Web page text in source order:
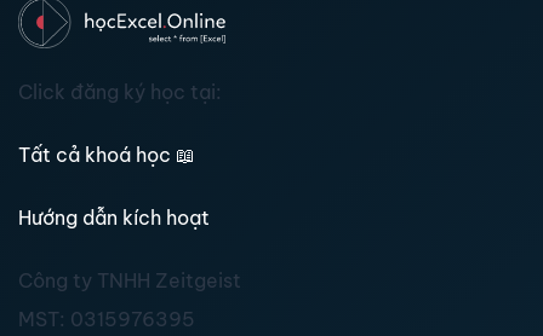
Click đăng ký học tại:
Tất cả khoá học 📖
Hướng dẫn kích hoạt
Công ty TNHH Zeitgeist
MST: 0315976395